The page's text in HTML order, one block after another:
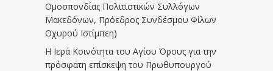
Ομοσπονδίας Πολιτιστικών Συλλόγων
Μακεδόνων, Πρόεδρος Συνδέσμου Φίλων
Οχυρού Ιστίμπεη)
Η Ιερά Κοινότητα του Αγίου Όρους για την
πρόσφατη επίσκεψη του Πρωθυπουργού